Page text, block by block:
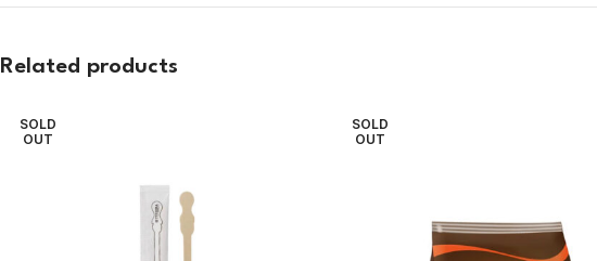
Related products
SOLD
OUT
SOLD
OUT